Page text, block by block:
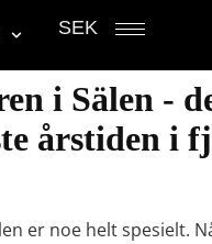
SEK
i Sälen -
årstiden i
er noe helt spesielt.